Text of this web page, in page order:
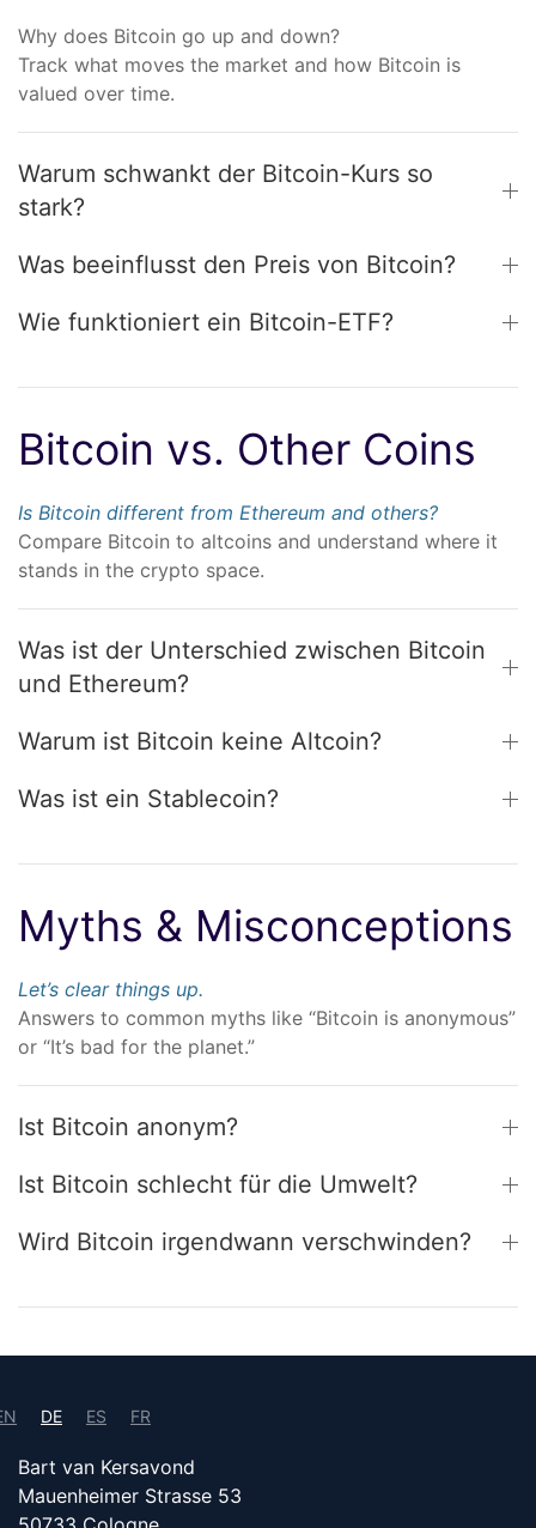
Why does Bitcoin go up and down?
Track what moves the market and how Bitcoin is
valued over time.
Warum schwankt der Bitcoin-Kurs so
stark?
Was beeinflusst den Preis von Bitcoin?
Wie funktioniert ein Bitcoin-ETF?
Bitcoin vs. Other Coins
Is Bitcoin different from Ethereum and others?
Compare Bitcoin to altcoins and understand where it
stands in the crypto space.
Was ist der Unterschied zwischen Bitcoin
und Ethereum?
Warum ist Bitcoin keine Altcoin?
Was ist ein Stablecoin?
Myths & Misconceptions
Let’s clear things up.
Answers to common myths like “Bitcoin is anonymous”
or “It’s bad for the planet.”
Ist Bitcoin anonym?
Ist Bitcoin schlecht für die Umwelt?
Wird Bitcoin irgendwann verschwinden?
DE ES FR
Bart van Kersavond
Mauenheimer Strasse 53